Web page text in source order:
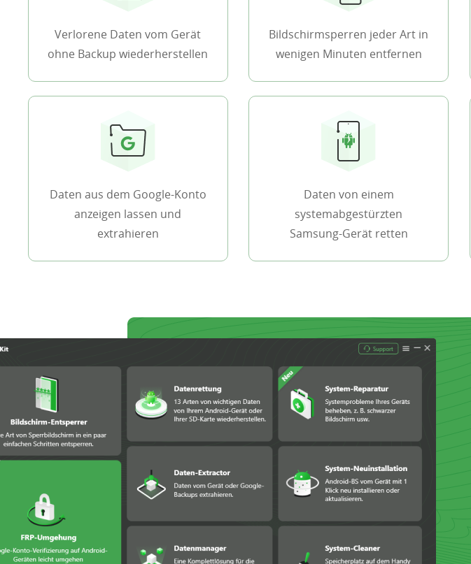
Verlorene Daten vom Gerät
ohne Backup wiederherstellen
Bildschirmsperren jeder Art in
wenigen Minuten entfernen
Daten aus dem Google-Konto
anzeigen lassen und
extrahieren
Daten von einem
systemabgestürzten
Samsung-Gerät retten